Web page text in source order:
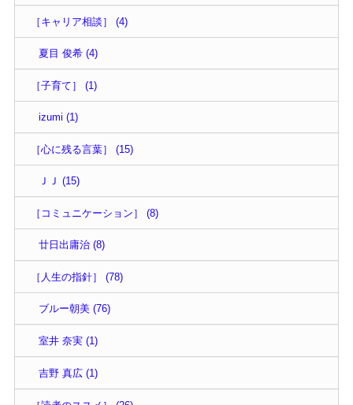
［キャリア相談］ (4)
夏目 俊希 (4)
［子育て］ (1)
izumi (1)
［心に残る言葉］ (15)
ＪＪ (15)
［コミュニケーション］ (8)
廿日出庸治 (8)
［人生の指針］ (78)
ブルー朝美 (76)
室井 奈実 (1)
吉野 真広 (1)